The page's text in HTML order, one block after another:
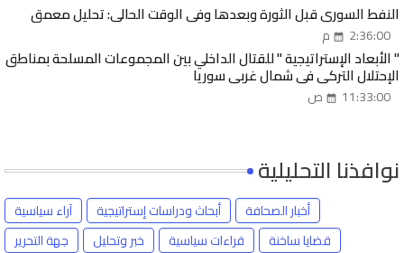
النفط السوري قبل الثورة وبعدها وفي الوقت الحالي: تحليل معمق
2:36:00 م
" الأبعاد الإستراتيجية " للقتال الداخلي بين المجموعات المسلحة بمناطق
الإحتلال التركي في شمال غربي سوريا
11:33:00 ص
نوافذنا التحليلية
آراء سياسية أبحاث ودراسات إستراتيجية
أخبار الصحافة
جهة التحرير
خبر وتحليل قراءات سياسية
قضايا ساخنة